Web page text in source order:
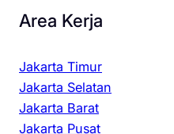
Area Kerja
Jakarta Timur
Jakarta Selatan
Jakarta Barat
Jakarta Pusat